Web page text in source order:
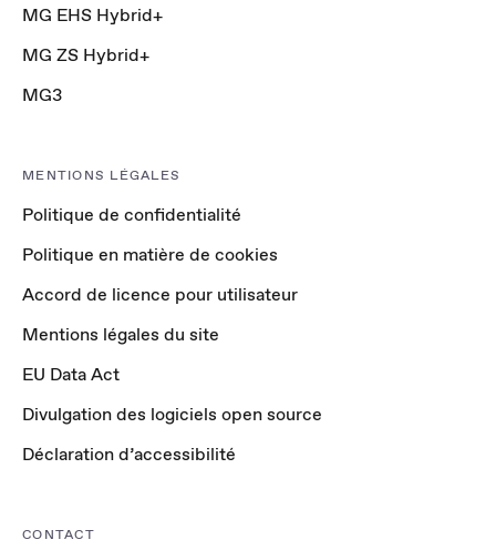
MG EHS Hybrid+
MG ZS Hybrid+
MG3
MENTIONS LÉGALES
Politique de confidentialité
Politique en matière de cookies
Accord de licence pour utilisateur
Mentions légales du site
EU Data Act
Divulgation des logiciels open source
Déclaration d’accessibilité
CONTACT